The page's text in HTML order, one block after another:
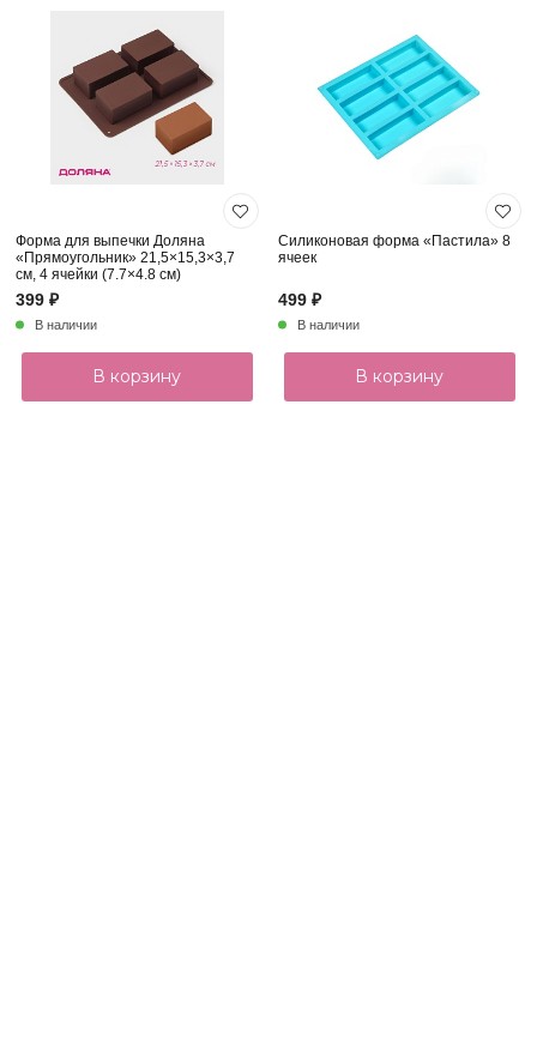
Форма для выпечки Доляна
«Прямоугольник» 21,5×15,3×3,7
см, 4 ячейки (7.7×4.8 см)
399 ₽
В наличии
В корзину
Силиконовая форма «Пастила» 8
ячеек
499 ₽
В наличии
В корзину